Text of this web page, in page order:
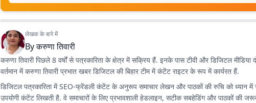
लेखक के बारे में
Byकरुणा तिवारी
करुणा तिवारी पिछले 8 वर्षों से पत्रकारिता के क्षेत्र में सक्रिय हैं. इनके पास टीवी और डिजिटल मीडिया
वर्तमान में करुणा तिवारी प्रभात खबर डिजिटल की बिहार टीम में कंटेंट राइटर के रूप में कार्यरत हैं.
डिजिटल पत्रकारिता में SEO-फ्रेंडली कंटेंट के अनुरूप समाचार लेखन और पाठकों की रुचि को ध्यान
उपयोगी कंटेंट लिखती है. वे समाचारों के लिए प्रभावशाली हेडलाइन, सटीक सबहेडिंग और पाठकों की